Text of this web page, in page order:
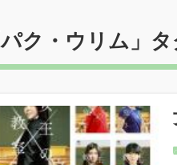
パク・ウリム 」